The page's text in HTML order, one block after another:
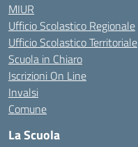
MIUR
Ufficio Scolastico Regionale
Ufficio Scolastico Territoriale
Scuola in Chiaro
Iscrizioni On Line
Invalsi
Comune
La Scuola